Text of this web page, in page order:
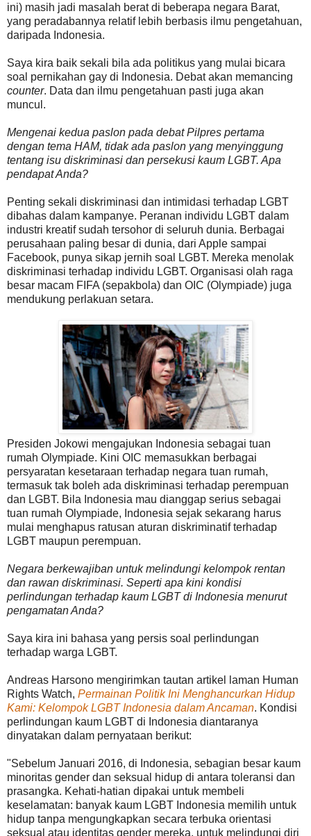
ini) masih jadi masalah berat di beberapa negara Barat,
yang peradabannya relatif lebih berbasis ilmu pengetahuan,
daripada Indonesia.
Saya kira baik sekali bila ada politikus yang mulai bicara
soal pernikahan gay di Indonesia. Debat akan memancing
counter. Data dan ilmu pengetahuan pasti juga akan
muncul.
Mengenai kedua paslon pada debat Pilpres pertama
dengan tema HAM, tidak ada paslon yang menyinggung
tentang isu diskriminasi dan persekusi kaum LGBT. Apa
pendapat Anda?
Penting sekali diskriminasi dan intimidasi terhadap LGBT
dibahas dalam kampanye. Peranan individu LGBT dalam
industri kreatif sudah tersohor di seluruh dunia. Berbagai
perusahaan paling besar di dunia, dari Apple sampai
Facebook, punya sikap jernih soal LGBT. Mereka menolak
diskriminasi terhadap individu LGBT. Organisasi olah raga
besar macam FIFA (sepakbola) dan OIC (Olympiade) juga
mendukung perlakuan setara.
Presiden Jokowi mengajukan Indonesia sebagai tuan
rumah Olympiade. Kini OIC memasukkan berbagai
persyaratan kesetaraan terhadap negara tuan rumah,
termasuk tak boleh ada diskriminasi terhadap perempuan
dan LGBT. Bila Indonesia mau dianggap serius sebagai
tuan rumah Olympiade, Indonesia sejak sekarang harus
mulai menghapus ratusan aturan diskriminatif terhadap
LGBT maupun perempuan.
Negara berkewajiban untuk melindungi kelompok rentan
dan rawan diskriminasi. Seperti apa kini kondisi
perlindungan terhadap kaum LGBT di Indonesia menurut
pengamatan Anda?
Saya kira ini bahasa yang persis soal perlindungan
terhadap warga LGBT.
Andreas Harsono mengirimkan tautan artikel laman Human
Rights Watch, Permainan Politik Ini Menghancurkan Hidup
Kami: Kelompok LGBT Indonesia dalam Ancaman. Kondisi
perlindungan kaum LGBT di Indonesia diantaranya
dinyatakan dalam pernyataan berikut:
"Sebelum Januari 2016, di Indonesia, sebagian besar kaum
minoritas gender dan seksual hidup di antara toleransi dan
prasangka. Kehati-hatian dipakai untuk membeli
keselamatan: banyak kaum LGBT Indonesia memilih untuk
hidup tanpa mengungkapkan secara terbuka orientasi
seksual atau identitas gender mereka, untuk melindungi diri